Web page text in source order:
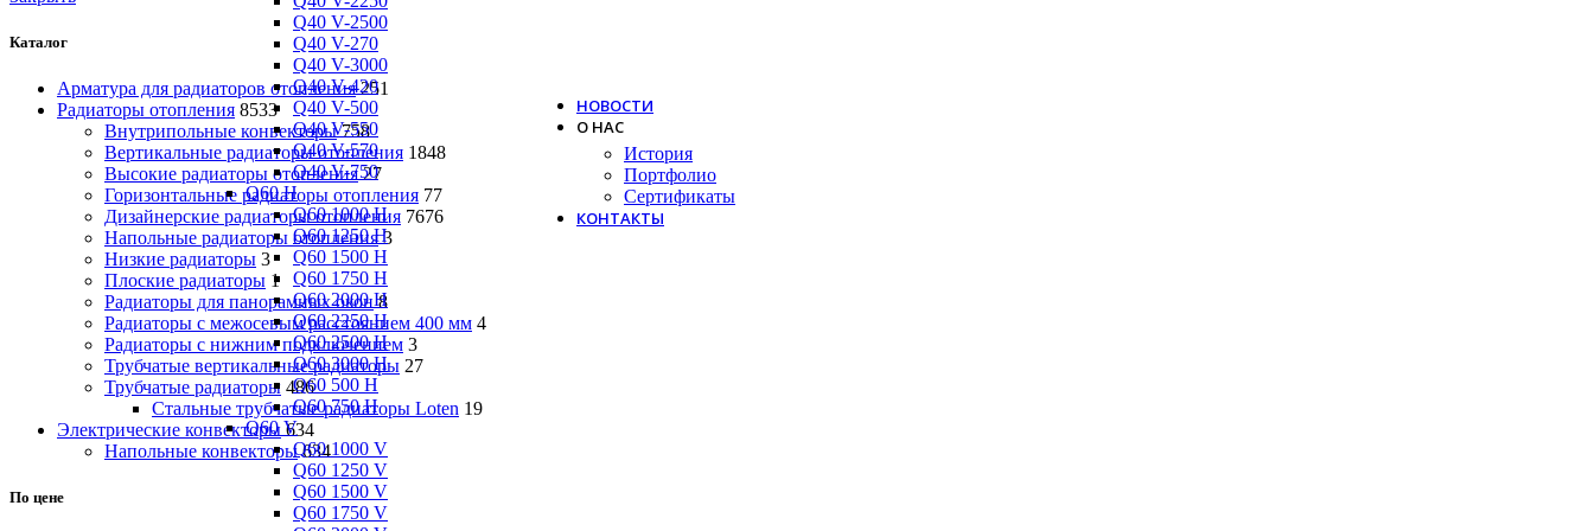
Q40 V-2500
Q40 V-270
Q40 V-3000
Q40 V-420
Q40 V-500
Q40 V-550
Q40 V-570
Q40 V-750
Q60 H
Q60 1000 H
Q60 1250 H
Q60 1500 H
Q60 1750 H
Q60 2000 H
Q60 2250 H
Q60 2500 H
Q60 3000 H
Q60 500 H
Q60 750 H
Q60 V
Q60 1000 V
Q60 1250 V
Q60 1500 V
Q60 1750 V
НОВОСТИ
О НАС
История
Портфолио
Сертификаты
КОНТАКТЫ
Каталог
Арматура для радиаторов отопления 251
Радиаторы отопления 8533
Внутрипольные конвекторы 758
Вертикальные радиаторы отопления 1848
Высокие радиаторы отопления 27
Горизонтальные радиаторы отопления 77
Дизайнерские радиаторы отопления 7676
Напольные радиаторы отопления 3
Низкие радиаторы 3
Плоские радиаторы 1
Радиаторы для панорамных окон 8
Радиаторы с межосевым расстоянием 400 мм 4
Радиаторы с нижним подключением 3
Трубчатые вертикальные радиаторы 27
Трубчатые радиаторы 486
Cтальные трубчатые радиаторы Loten 19
Электрические конвекторы 634
Напольные конвекторы 634
По цене